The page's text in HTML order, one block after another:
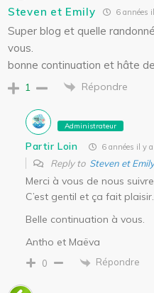
Steven et Emily 6 années
Super blog et quelle
vous.
bonne continuation et hâte
1 Répondre
Administrateur
Partir Loin 6 années il y a
Reply to Steven et Emily
Merci à vous de nous
C’est gentil et ça fait plaisir.
Belle continuation à vous.
Antho et Maëva
0 Répondre